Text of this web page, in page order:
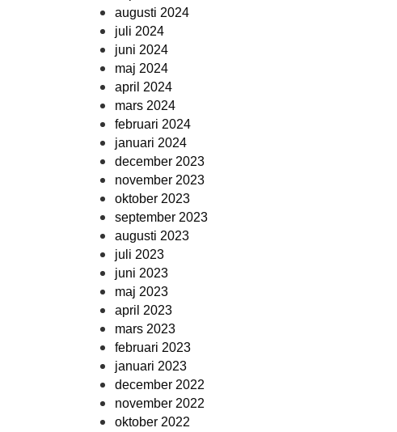
augusti 2024
juli 2024
juni 2024
maj 2024
april 2024
mars 2024
februari 2024
januari 2024
december 2023
november 2023
oktober 2023
september 2023
augusti 2023
juli 2023
juni 2023
maj 2023
april 2023
mars 2023
februari 2023
januari 2023
december 2022
november 2022
oktober 2022